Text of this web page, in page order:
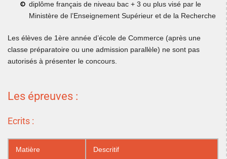
diplôme français de niveau bac + 3 ou plus visé par le
Ministère de l’Enseignement Supérieur et de la Recherche
Les élèves de 1ère année d’école de Commerce (après une
classe préparatoire ou une admission parallèle) ne sont pas
autorisés à présenter le concours.
Les épreuves :
Ecrits :
Matière Descritif